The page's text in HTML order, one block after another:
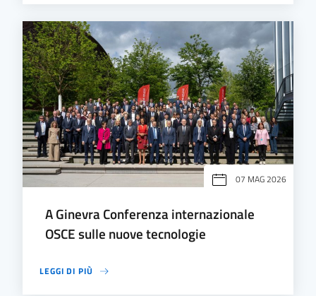
07 MAG 2026
A Ginevra Conferenza internazionale
OSCE sulle nuove tecnologie
LEGGI DI PIÙ